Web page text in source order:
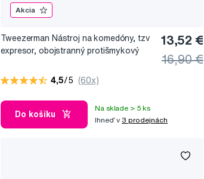
Akcia
Tweezerman Nástroj na komedóny, tzv
expresor, obojstranný protišmykový
13,52 €
16,90 €
4,5/5 (60x)
Do košíku
Na sklade > 5 ks
Ihneď v 3 prodejnách